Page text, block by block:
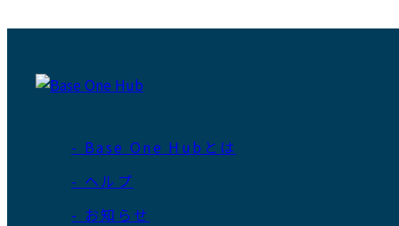
- Base One Hubとは
- ヘルプ
- お知らせ